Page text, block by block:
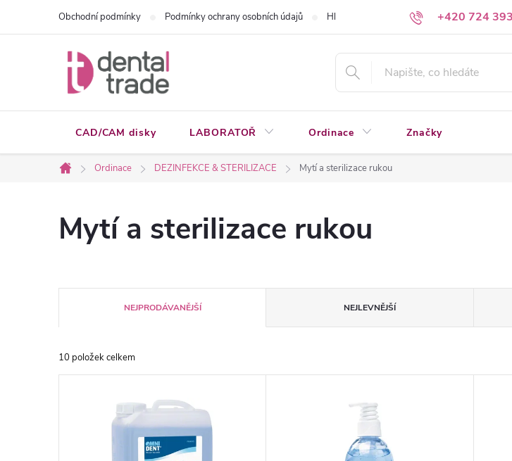
+420 724
Obchodní podmínky Podmínky ochrany osobních údajů Hledáte a nenacházíte? Napište nám
CAD/CAM disky LABORATOŘ Ordinace Značky
Domů
Ordinace DEZINFEKCE & STERILIZACE Mytí a sterilizace rukou
Mytí a sterilizace rukou
a
z
NEJPRODÁVANĚJŠÍ NEJLEVNĚJŠÍ
10 položek celkem